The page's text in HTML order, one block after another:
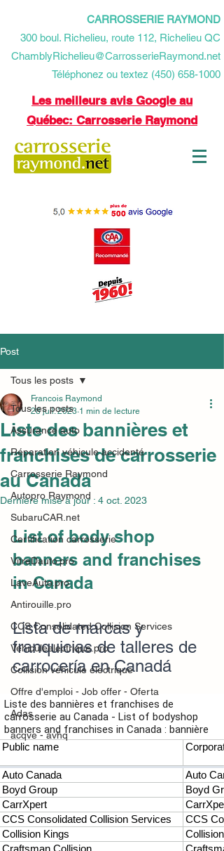
CARROSSERIE RAYMOND
​300 boul. Richelieu, route 112, Richelieu QC
ChamblyRichelieu@CarrosserieRaymond.net
Téléphonez ou textez (450) 658-1000
Les meilleurs avis Google au
Québec: Carrosserie Raymond
Post
Tous les posts
Assurance auto
Réparation véhicule accidenté
Carrosserie Raymond
Autopro Raymond
SubaruCAR.net
Certification carrosserie
VitreDauto.pro
LaveAuto.pro
Antirouille.pro
CCS Consolidated Collision Services
Vehiculeelectrique.pro
Collision véhicule électrique
Offre d'emploi - Job offer - Oferta
Adas
acqve - avhq
Tous les posts
Liste des bannières et
franchises de carrosserie
au Canada
Francois Raymond
28 juil. 2023 1 min de lecture
Dernière mise à jour : 4 oct. 2023
List of body shop
banners and franchises
in Canada
Lista de marcas y
franquicias de talleres de
carrocería en Canadá